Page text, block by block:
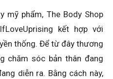
mỹ phẩm, The Body Shop
kết hợp với
thống. Để từ đây thương
chăm sóc bản thân đang
diễn ra. Bằng cách này,